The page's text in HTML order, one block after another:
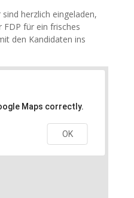
herzlich eingeladen,
FDP für ein frisches
den Kandidaten ins
Maps correctly.
OK